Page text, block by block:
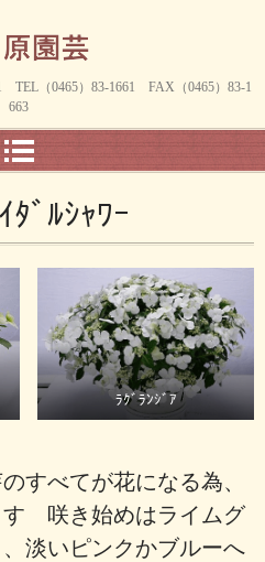
TEL（0465）83-1661 FAX（0465）83-1
663
ﾀﾞﾙｼｬﾜｰ
ﾗｸﾞﾗﾝｼﾞｱ
すべてが花になる為、
す 咲き始めはライムグ
淡いピンクかブルーへ